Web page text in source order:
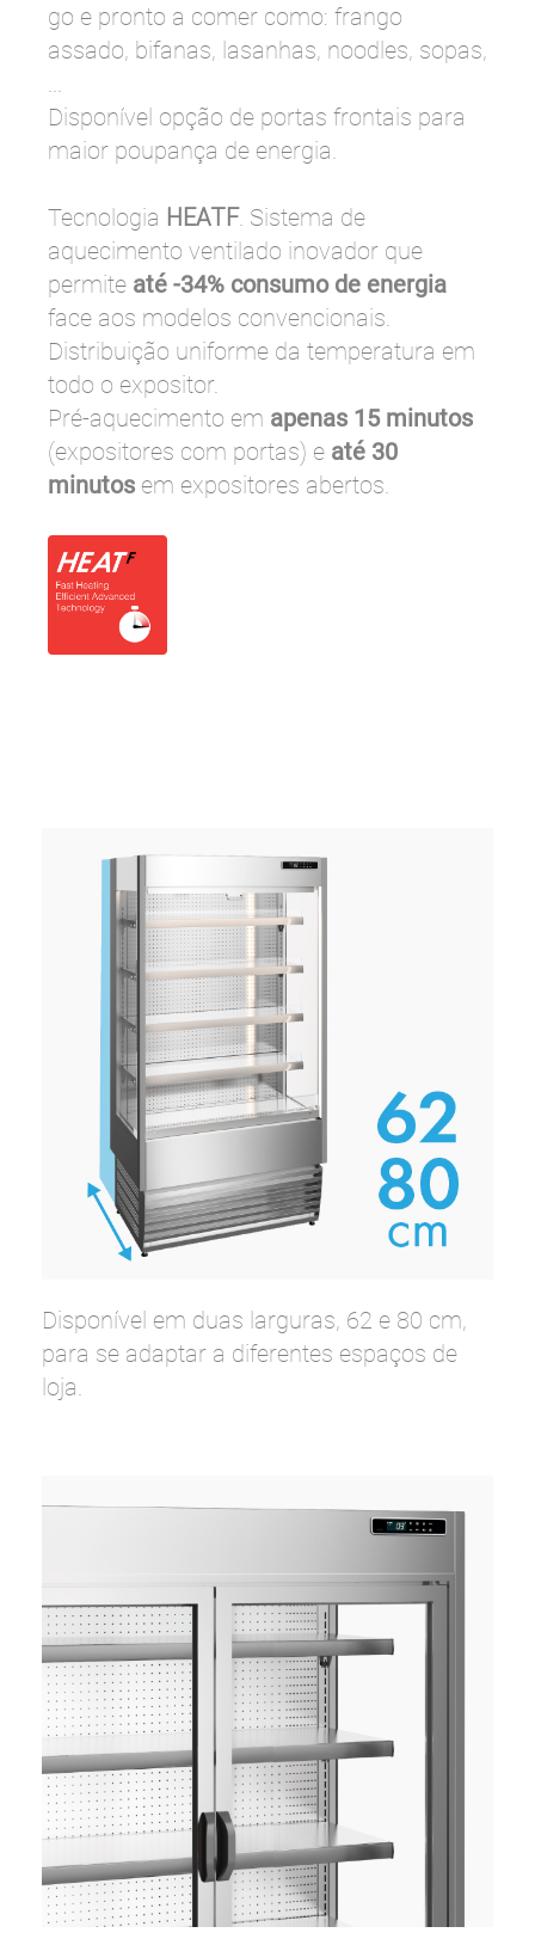
go e pronto a comer como: frango
assado, bifanas, lasanhas, noodles, sopas,
Disponível opção de portas frontais para
maior poupança de energia.
Tecnologia HEATF. Sistema de
aquecimento ventilado inovador que
permite até -34% consumo de energia
face aos modelos convencionais.
Distribuição uniforme da temperatura em
todo o expositor.
Pré-aquecimento em apenas 15 minutos
(expositores com portas) e até 30
minutos em expositores abertos.
Disponível em duas larguras, 62 e 80 cm,
para se adaptar a diferentes espaços de
loja.